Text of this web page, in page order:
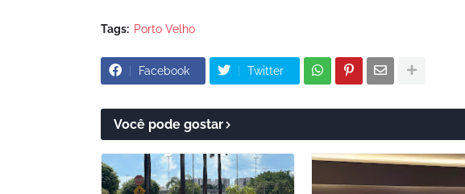
Tags: Porto Velho
Facebook Twitter
Você pode gostar